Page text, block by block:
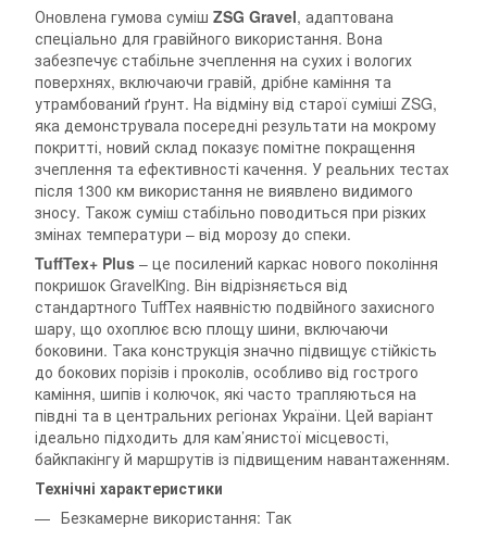
Оновлена гумова суміш ZSG Gravel, адаптована
спеціально для гравійного використання. Вона
забезпечує стабільне зчеплення на сухих і вологих
поверхнях, включаючи гравій, дрібне каміння та
утрамбований ґрунт. На відміну від старої суміші ZSG,
яка демонструвала посередні результати на мокрому
покритті, новий склад показує помітне покращення
зчеплення та ефективності качення. У реальних тестах
після 1300 км використання не виявлено видимого
зносу. Також суміш стабільно поводиться при різких
змінах температури – від морозу до спеки.
TuffTex+ Plus – це посилений каркас нового покоління
покришок GravelKing. Він відрізняється від
стандартного TuffTex наявністю подвійного захисного
шару, що охоплює всю площу шини, включаючи
боковини. Така конструкція значно підвищує стійкість
до бокових порізів і проколів, особливо від гострого
каміння, шипів і колючок, які часто трапляються на
півдні та в центральних регіонах України. Цей варіант
ідеально підходить для кам’янистої місцевості,
байкпакінгу й маршрутів із підвищеним навантаженням.
Технічні характеристики
Безкамерне використання: Так